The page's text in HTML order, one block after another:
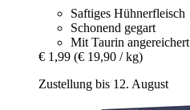
Saftiges Hühnerfleisch
Schonend gegart
Mit Taurin angereichert
€ 1,99 (€ 19,90 / kg)
Zustellung bis 12. August